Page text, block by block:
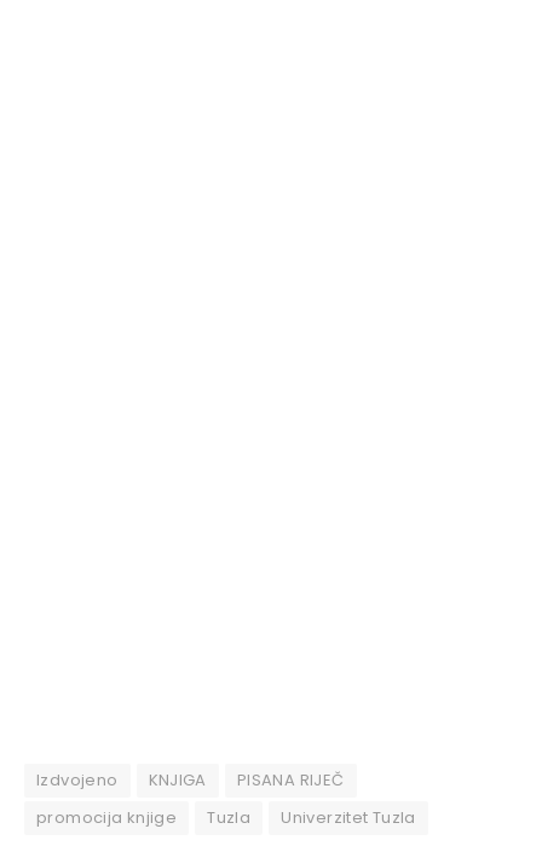
Izdvojeno KNJIGA
PISANA RIJEČ
promocija knjige
Tuzla Univerzitet Tuzla